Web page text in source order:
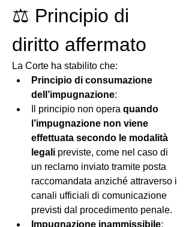
⚖️ Principio di
diritto affermato
La Corte ha stabilito che:
Principio di consumazione
dell’impugnazione:
Il principio non opera quando
l’impugnazione non viene
effettuata secondo le modalità
legali previste, come nel caso di
un reclamo inviato tramite posta
raccomandata anziché attraverso i
canali ufficiali di comunicazione
previsti dal procedimento penale.
Impugnazione inammissibile: